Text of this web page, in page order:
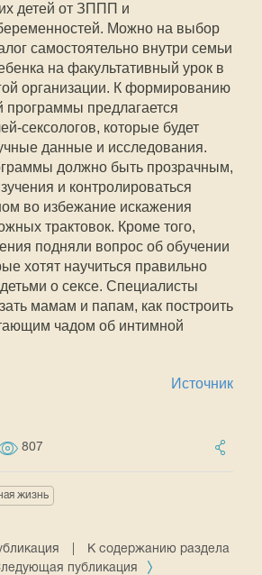
детей от ЗППП и
Можно на выбор
самостоятельно внутри семьи
на факультативный урок в
организации. К формированию
программы предлагается
сексологов, которые будет
данные и исследования.
должно быть прозрачным,
и контролироваться
во избежание искажения
трактовок. Кроме того,
подняли вопрос об обучении
хотят научиться правильно
о сексе. Специалисты
мамам и папам, как построить
чадом об интимной
Источник
807
жизнь
К содержанию раздела
публикация